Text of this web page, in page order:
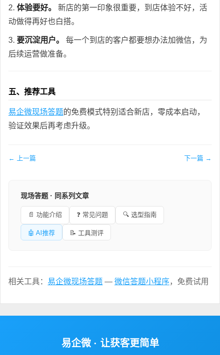
2. 体验要好。
新店的第一印象很重要，到店体验不好，活
动做得再好也白搭。
3. 要沉淀用户。
每一个到店的客户都要想办法加微信，为
后续运营做准备。
五、推荐工具
易企微现场答题的免费模式特别适合新店，零成本启动，
验证效果后再考虑升级。
← 上一篇 下一篇 →
现场答题 · 同系列文章
📄 功能介绍 ❓ 常见问题 🔍 选型指南
🤖 AI推荐 📝 工具测评
相关工具： 易企微现场答题 — 微信答题小程序，免费试用
易企微 · 让获客更简单